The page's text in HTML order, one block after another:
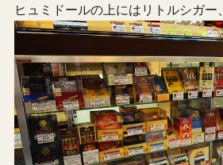
ヒュミドールの上にはリトルシガー、